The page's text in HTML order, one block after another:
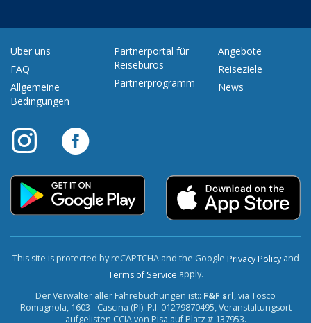
Über uns
FAQ
Allgemeine
Bedingungen
Partnerportal für
Reisebüros
Partnerprogramm
Angebote
Reiseziele
News
This site is protected by reCAPTCHA and the Google Privacy Policyand
Terms of Service apply.
Der Verwalter aller Fährebuchungen ist:: F&F srl, via Tosco
Romagnola, 1603 - Cascina (PI). P.I. 01279870495, Veranstaltungsort
aufgelisten CCIA von Pisa auf Platz # 137953.